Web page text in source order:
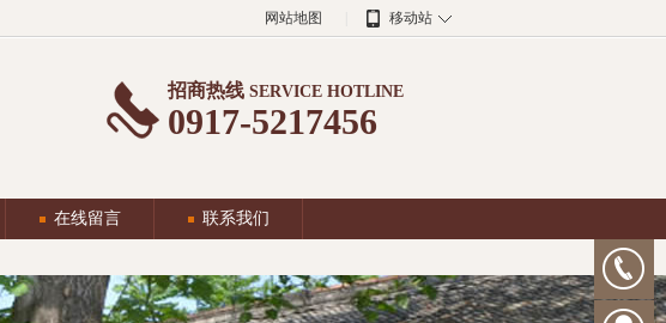
网站地图 移动站
招商热线 SERVICE HOTLINE
0917-5217456
在线留言 联系我们